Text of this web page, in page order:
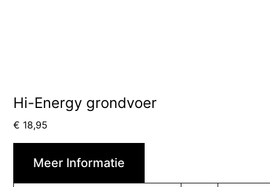
Hi-Energy grondvoer
€ 18,95
Meer Informatie